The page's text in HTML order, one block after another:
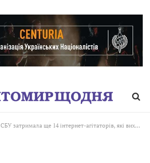
СБУ затримала ще 14 інтернет-агітаторів, які вихваляли рашистів та «зливали» в інтернет локації Сил оборони